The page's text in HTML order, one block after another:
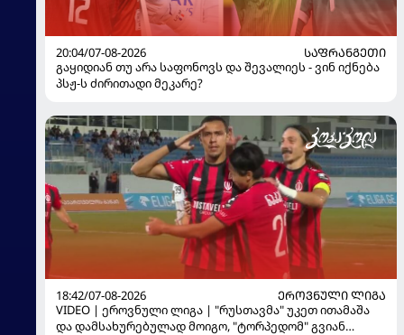
20:04/07-08-2026
ᲡᲐᲤᲠᲐᲜᲒᲔᲗᲘ
გაყიდიან თუ არა საფონოვს და შევალიეს - ვინ იქნება
პსჟ-ს ძირითადი მეკარე?
18:42/07-08-2026
ᲔᲠᲝᲕᲜᲣᲚᲘ ᲚᲘᲒᲐ
VIDEO | ეროვნული ლიგა | "რუსთავმა" უკეთ ითამაშა
და დამსახურებულად მოიგო, "ტორპედომ" გვიან